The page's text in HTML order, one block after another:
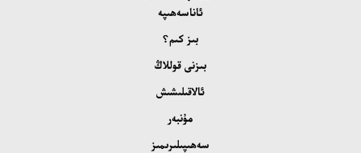
ئاناسەھىپە
بىز كىم؟
بىزنى قوللاڭ
ئالاقىلىشىش
مۇنبەر
سەھىپىلىرىمىز